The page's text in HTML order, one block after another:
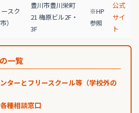
スク
）
豊川市豊川栄町
21 梅原ビル2F・
3F
※HP
参照
公式
サイ
ト
一覧
ターとフリースクール等（学校外の
種相談窓口